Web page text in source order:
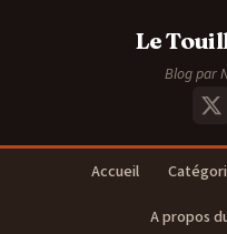
Le
Blog par
Accueil
A propos